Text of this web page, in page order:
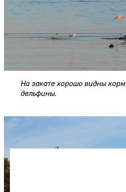
На закате хорошо видны
дельфины.